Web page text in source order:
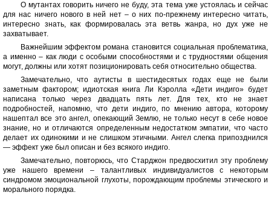
О мутантах говорить ничего не буду, эта тема уже устоялась и сейчас
для нас ничего нового в ней нет – о них по-прежнему интересно читать,
интересно знать, как формировалась эта ветвь жанра, но дух уже не
захватывает.
Важнейшим эффектом романа становится социальная проблематика,
а именно – как люди с особыми способностями и с трудностями общения
могут, должны или хотят позиционировать себя относительно общества.
Замечательно, что аутисты в шестидесятых годах еще не были
заметным фактором; идиотская книга Ли Кэролла «Дети индиго» будет
написана только через двадцать пять лет. Для тех, кто не знает
подробностей, напомню, что дети индиго, по мнению автора, которому
нашептал все это ангел, опекающий Землю, не только несут в себе новое
знание, но и отличаются определенным недостатком эмпатии, что часто
делает их одинокими и не слишком этичными. Ангел слегка припозднился
— эффект уже был описан и без всякого индиго.
Замечательно, повторюсь, что Старджон предвосхитил эту проблему
уже нашего времени – талантливых индивидуалистов с некоторым
синдромом эмоциональной глухоты, порождающим проблемы этического и
морального порядка.